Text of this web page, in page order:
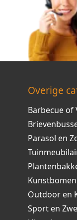
Overige
Barbecue
Parasol en
Outdoor en
Sport en